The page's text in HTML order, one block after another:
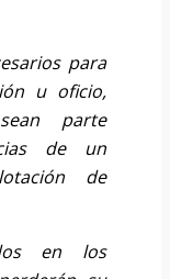
para
u oficio,
parte
de un
de
en los